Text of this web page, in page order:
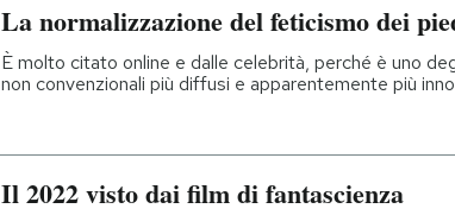
La normalizzazione del feticismo dei
È molto citato online e dalle celebrità, perché è uno
non convenzionali più diffusi e apparentemente più
Il 2022 visto dai film di fantascienza